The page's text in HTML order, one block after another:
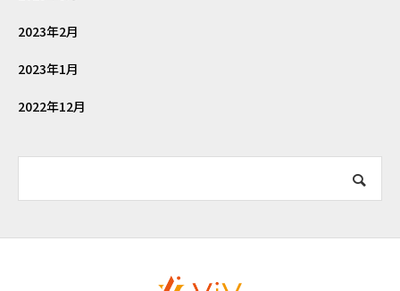
2023年2月
2023年1月
2022年12月